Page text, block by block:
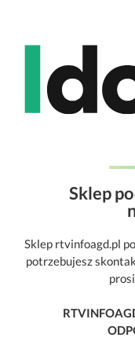
Sklep
Sklep rtvinfoagd.pl
potrzebujesz